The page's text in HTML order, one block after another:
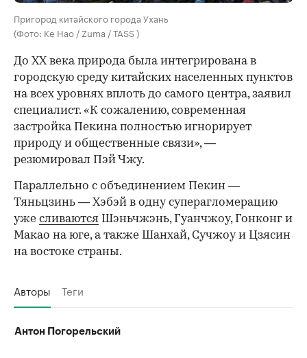
Пригород китайского города Ухань
(Фото: Ke Hao / Zuma / TASS )
До XX века природа была интегрирована в
городскую среду китайских населенных пунктов
на всех уровнях вплоть до самого центра, заявил
специалист. «К сожалению, современная
застройка Пекина полностью игнорирует
природу и общественные связи», —
резюмировал Пэй Чжу.
Параллельно с объединением Пекин —
Тяньцзинь — Хэбэй в одну суперагломерацию
уже сливаются Шэньчжэнь, Гуанчжоу, Гонконг и
Макао на юге, а также Шанхай, Сучжоу и Цзясин
на востоке страны.
Авторы Теги
Антон Погорельский